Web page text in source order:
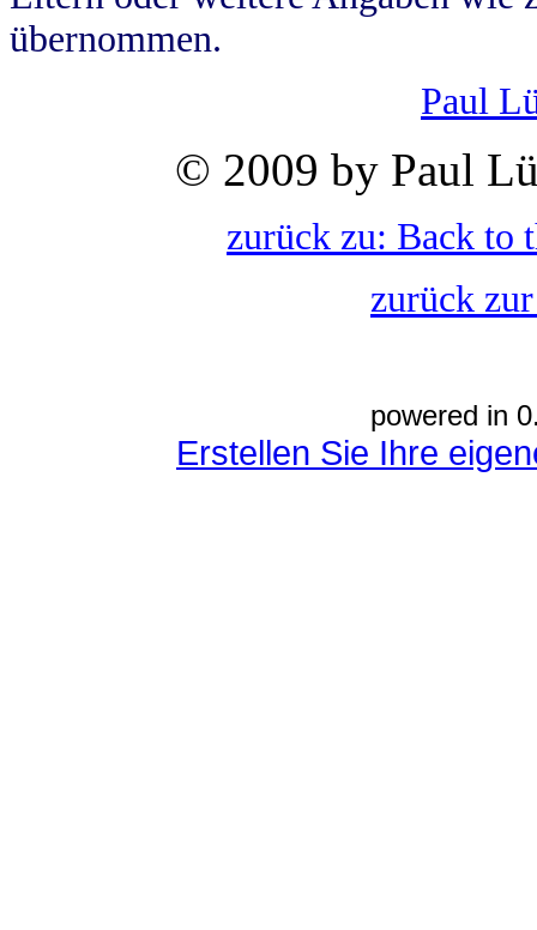
übernommen.
Paul
© 2009 by Paul
zurück zu: Back to
zurück
powered in
Erstellen Sie Ihre